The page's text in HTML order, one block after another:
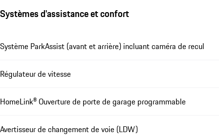
Systèmes d'assistance et confort
Système ParkAssist (avant et arrière) incluant caméra de recul
Régulateur de vitesse
HomeLink® Ouverture de porte de garage programmable
Avertisseur de changement de voie (LDW)